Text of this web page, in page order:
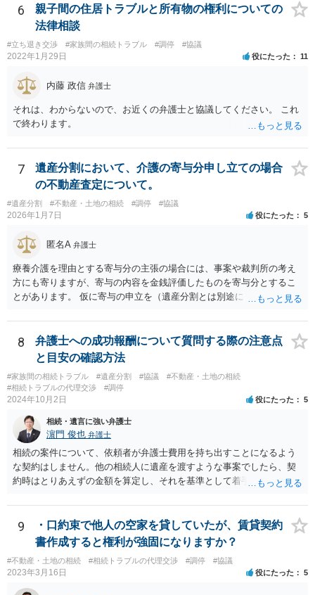
「面会に来てくれ」で、長男に聞くと「面会は出来ない。俺は携帯電
話の使い方を教える為に会っている」「母の話は聞かなくて良い」と
電話が切れました。その後の電話でも「食事に毒が入っている」「体
にチップが埋められている」等、おかしかったです。 当時の診療記
録、介護認定の資料、介護記録を取得して 弁護士に面談で相談された
方がよいと思います。
6
親子間の住居トラブルと所有物の権利についての
法律相談
#立ち退き交渉 #家族間の相続トラブル #調停 #協議
2022年1月29日 役にたった 11
内藤 政信 弁護士
それは、わからないので、お近くの弁護士と協議してください。 これ
で終わります。
7
遺産分割において、介護の寄与分申し立ての場合
の不動産査定について。
#遺産分割 #不動産・土地の相続 #調停 #協議
2026年1月7日 役にたった 5
匿名A 弁護士
療養介護を理由とする寄与分の主張の場合には、事案や裁判所の考え
方にも寄りますが、寄与の内容を金銭評価したものを寄与分とするこ
とがあります。 仮に寄与の申立を（遺産分割とは別途に）して、その
価）は不要ということもあります。 ただ、前提として、遺産分割はし
なければならないでしょうから、現実的にはいずれにせよ不動産評価
は必要でしょう。
8
弁護士への成功報酬について質問する際の注意点
と目安の確認方法
#家族間の相続トラブル #遺産分割 #協議
#不動産・土地の相続
#相続トラブルの代理交渉
#調停
2024年10月2日 役にたった 5
相続・遺言に強い弁護士
濵門 俊也 弁護士
相続の案件について、依頼者が弁護士費用を持ち出すことになるよう
な契約はしません。他の相続人に遺産を渡すような事案でしたら、契
約時はとりあえずの金額を算定し、それを基準として着手金を設定
あり得ます。 今後の見通しを言わないで契約はできないです。依頼者
が納得できる説明を受けるべきです。
9
・口約束で他人の空家を貸していたが、賃貸契約
書作成すると権利が強固になりますか？
#不動産・土地の相続 #相続トラブルの代理交渉 #調停 #協議
2023年3月16日 役にたった 5